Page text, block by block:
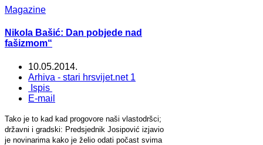
Magazine
Nikola Bašić: Dan pobjede nad
fašizmom“
10.05.2014.
Arhiva - stari hrsvijet.net 1
Ispis
E-mail
Tako je to kad kad progovore naši vlastodršci;
državni i gradski: Predsjednik Josipović izjavio
je novinarima kako je želio odati počast svima